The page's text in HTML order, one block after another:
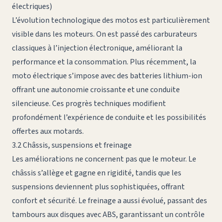
électriques)
L’évolution technologique des motos est particulièrement
visible dans les moteurs. On est passé des carburateurs
classiques à l’injection électronique, améliorant la
performance et la consommation. Plus récemment, la
moto électrique s’impose avec des batteries lithium-ion
offrant une autonomie croissante et une conduite
silencieuse. Ces progrès techniques modifient
profondément l’expérience de conduite et les possibilités
offertes aux motards.
3.2 Châssis, suspensions et freinage
Les améliorations ne concernent pas que le moteur. Le
châssis s’allège et gagne en rigidité, tandis que les
suspensions deviennent plus sophistiquées, offrant
confort et sécurité. Le freinage a aussi évolué, passant des
tambours aux disques avec ABS, garantissant un contrôle